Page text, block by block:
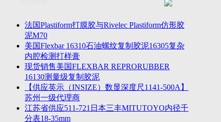
影像仪、英国Zodiac gauge、英国Original Gauge螺纹规等。
法国Plastiform打膜胶与Rivelec Plastiform仿形胶
泥M70
美国Flexbar 16310石油螺纹复制胶泥16305复杂
内腔检测打样膏
现货销售美国FLEXBAR REPRORUBBER
16130测量级复制胶泥
【供应英示（INSIZE）数显深度尺1141-500A】
苏州一级代理商
江苏省供应511-721日本三丰MITUTOYO内径千
分表18-35mm